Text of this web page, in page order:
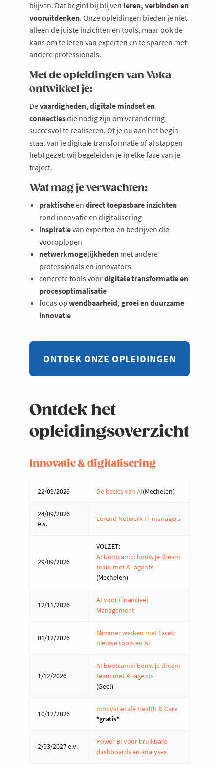
blijven. Dat begint bij blijven leren, verbinden en
vooruitdenken. Onze opleidingen bieden je niet
alleen de juiste inzichten en tools, maar ook de
kans om te leren van experten en te sparren met
andere professionals.
Met de opleidingen van Voka
ontwikkel je:
Devaardigheden, digitale mindset en
connectiesdie nodig zijn om verandering
succesvol te realiseren. Of je nu aan het begin
staat van je digitale transformatie of al stappen
hebt gezet: wij begeleiden je in elke fase van je
traject.
Wat mag je verwachten:
praktischeen direct toepasbare inzichten
rond innovatie en digitalisering
inspiratievan experten en bedrijven die
vooroplopen
netwerkmogelijkheden met andere
professionals en innovators
concrete tools voordigitale transformatie en
procesoptimalisatie
focus op wendbaarheid, groei en duurzame
innovatie
ONTDEK ONZE OPLEIDINGEN
Ontdek het
opleidingsoverzicht
Innovatie & digitalisering
22/09/2026 De basics van AI(Mechelen)
24/09/2026
e.v.
Lerend Netwerk IT-managers
29/09/2026
VOLZET:
AI bootcamp: bouw je dream
team met AI-agents
(Mechelen)
12/11/2026
AI voor Financieel
Management
01/12/2026
Slimmer werken met Excel:
nieuwe tools en AI
1/12/2026
AI bootcamp: bouw je dream
team met AI-agents
(Geel)
10/12/2026
Innovatiecafé Health & Care
*gratis*
2/03/2027 e.v.
Power BI voor bruikbare
dashboards en analyses